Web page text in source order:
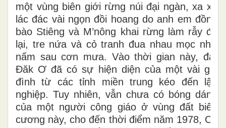
một vùng biên giới rừng núi đại ngàn, xa xa
lác đác vài ngọn đồi hoang do anh em đồng
bào Stiêng và M’nông khai rừng làm rẫy để
lại, tre nứa và cỏ tranh đua nhau mọc như
nấm sau cơn mưa. Vào thời gian này, đất
Đăk Ơ đã có sự hiện diện của một vài gia
đình từ các tỉnh miền trung kéo đến lập
nghiệp. Tuy nhiên, vẫn chưa có bóng dáng
của một người công giáo ở vùng đất biên
cương này, cho đến thời điểm năm 1978, Cụ